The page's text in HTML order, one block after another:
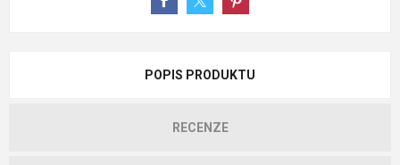
POPIS PRODUKTU
RECENZE